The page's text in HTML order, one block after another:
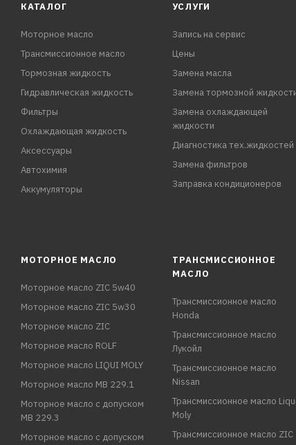
КАТАЛОГ
Моторное масло
Трансмиссионное масло
Тормозная жидкость
Гидравлическая жидкость
Фильтры
Охлаждающая жидкость
Аксессуары
Автохимия
Аккумуляторы
УСЛУГИ
Запись на сервис
Цены
Замена масла
Замена тормозной
Замена охлаждающей
жидкости
Диагностика тех.жидкостей
Замена фильтров
Заправка кондиционеров
МОТОРНОЕ МАСЛО
Моторное масло ZIC 5w40
Моторное масло ZIC 5w30
Моторное масло ZIC
Моторное масло ROLF
Моторное масло LIQUI MOLY
Моторное масло MB 229.1
Моторное масло с допуском
MB 229.3
Моторное масло с допуском
ТРАНСМИССИОННОЕ
МАСЛО
Трансмиссионное масло
Honda
Трансмиссионное масло
Лукойл
Трансмиссионное масло
Nissan
Трансмиссионное масло Liqui
Moly
Трансмиссионное масло ZIC